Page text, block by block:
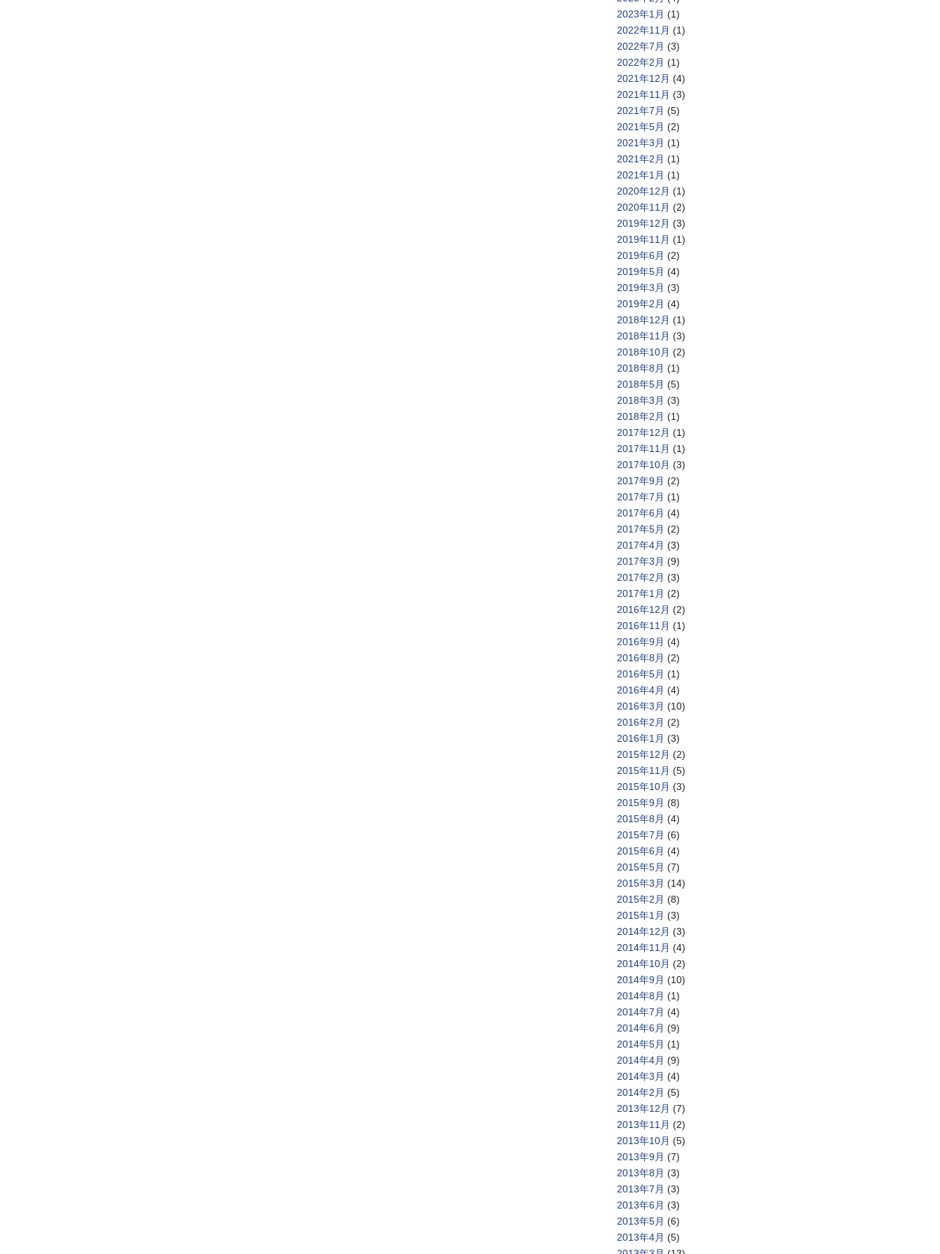
2023年1月 (1)
2022年11月 (1)
2022年7月 (3)
2022年2月 (1)
2021年12月 (4)
2021年11月 (3)
2021年7月 (5)
2021年5月 (2)
2021年3月 (1)
2021年2月 (1)
2021年1月 (1)
2020年12月 (1)
2020年11月 (2)
2019年12月 (3)
2019年11月 (1)
2019年6月 (2)
2019年5月 (4)
2019年3月 (3)
2019年2月 (4)
2018年12月 (1)
2018年11月 (3)
2018年10月 (2)
2018年8月 (1)
2018年5月 (5)
2018年3月 (3)
2018年2月 (1)
2017年12月 (1)
2017年11月 (1)
2017年10月 (3)
2017年9月 (2)
2017年7月 (1)
2017年6月 (4)
2017年5月 (2)
2017年4月 (3)
2017年3月 (9)
2017年2月 (3)
2017年1月 (2)
2016年12月 (2)
2016年11月 (1)
2016年9月 (4)
2016年8月 (2)
2016年5月 (1)
2016年4月 (4)
2016年3月 (10)
2016年2月 (2)
2016年1月 (3)
2015年12月 (2)
2015年11月 (5)
2015年10月 (3)
2015年9月 (8)
2015年8月 (4)
2015年7月 (6)
2015年6月 (4)
2015年5月 (7)
2015年3月 (14)
2015年2月 (8)
2015年1月 (3)
2014年12月 (3)
2014年11月 (4)
2014年10月 (2)
2014年9月 (10)
2014年8月 (1)
2014年7月 (4)
2014年6月 (9)
2014年5月 (1)
2014年4月 (9)
2014年3月 (4)
2014年2月 (5)
2013年12月 (7)
2013年11月 (2)
2013年10月 (5)
2013年9月 (7)
2013年8月 (3)
2013年7月 (3)
2013年6月 (3)
2013年5月 (6)
2013年4月 (5)